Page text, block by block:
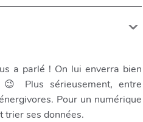
a parlé ! On lui enverra bien
Plus sérieusement, entre
Pour un numérique
trier ses données.